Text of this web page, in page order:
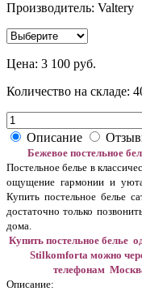
Производитель: Valtery
Цена: 3 100 руб.
Количество на складе:
Описание
Бежевое постельное
Постельное белье в
ощущение гармонии и
Купить постельное белье
достаточно только
дома.
Купить постельное белье
Stilkomforta можно
телефонам
Описание: